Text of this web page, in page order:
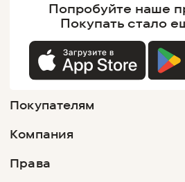
Попробуйте наше
Покупатьстало
Покупателям
Компания
Права